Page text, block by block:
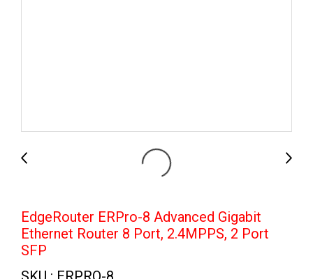
EdgeRouter ERPro-8 Advanced Gigabit
Ethernet Router 8 Port, 2.4MPPS, 2 Port
SFP